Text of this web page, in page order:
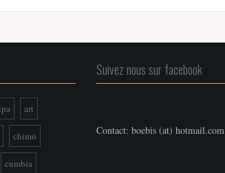
art
chimú
cumbia
Suivez nous sur facebook
Contact: boebis (at) hotmail.com